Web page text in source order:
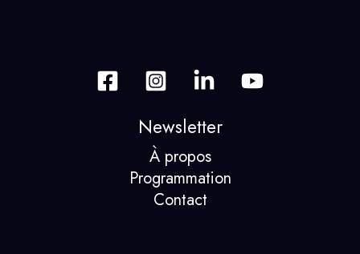
Newsletter
À propos
Programmation
Contact